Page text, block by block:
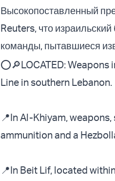
Высокопоставленный
Reuters, что
команды, пытавшиеся
⭕️🔎LOCATED:
Line in southern Lebanon.
📍In Al-Khiyam,
ammunition and a
📍In Beit Lif, located